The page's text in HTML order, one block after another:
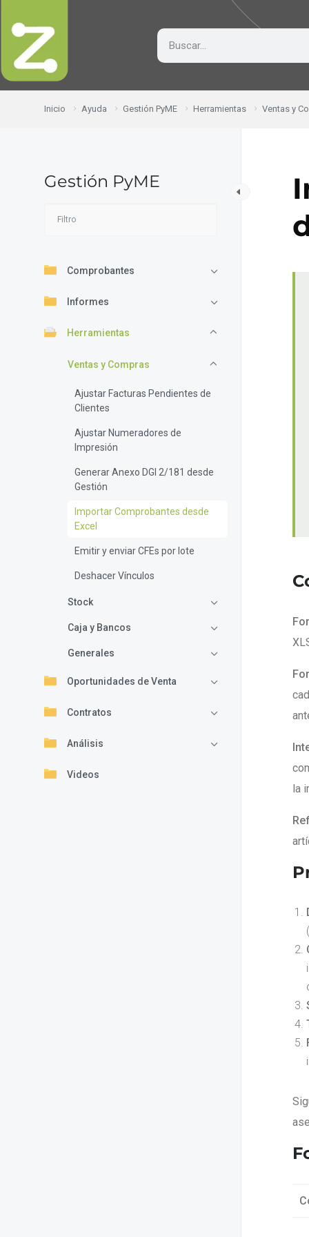
Inicio Ayuda Gestión PyME Herramientas Ventas y
Gestión PyME
Comprobantes
Informes
Herramientas
Ventas y Compras
Ajustar Facturas Pendientes de
Clientes
Ajustar Numeradores de
Impresión
Generar Anexo DGI 2/181 desde
Gestión
Importar Comprobantes desde
Excel
Emitir y enviar CFEs por lote
Deshacer Vínculos
Stock
Caja y Bancos
Generales
Oportunidades de Venta
Contratos
Análisis
Videos
la